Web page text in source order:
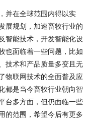
在全球范围内得以实
展规划，加速畜牧行业的
智能技术，开发智能化设
也面临着一些问题，比如
技术和产品质量多变且无
物联网技术的全面普及应
都是当今畜牧行业朝向智
台多方面，但仍面临一些
的范围，希望今后有更多